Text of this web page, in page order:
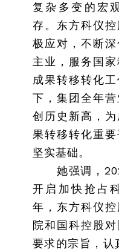
复杂多变的宏
存。东方科仪
极应对，不断
主业，服务国
成果转移转化
下，集团全年
创历史新高，
果转移转化重
坚实基础。
她强调，
开启加快抢占
年，东方科仪
院和国科控股
要求的宗旨，认